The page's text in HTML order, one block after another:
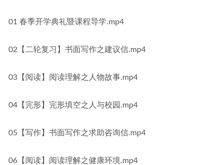
01 春季开学典礼暨课程导学.mp4
02【二轮复习】书面写作之建议信.mp4
03【阅读】阅读理解之人物故事.mp4
04【完形】完形填空之人与校园.mp4
05【写作】书面写作之求助咨询信.mp4
06【阅读】阅读理解之健康环境.mp4